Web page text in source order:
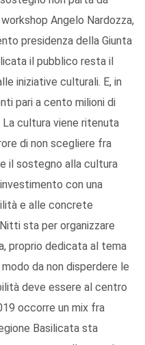
Angelo Nardozza,
presidenza della Giunta
il pubblico resta il
iniziative culturali. E, in
pari a cento milioni di
cultura viene ritenuta
di non scegliere fra
il sostegno alla cultura
con una
e alle concrete
sta per organizzare
proprio dedicata al tema
da non disperdere le
deve essere al centro
occorre un mix fra
Basilicata sta